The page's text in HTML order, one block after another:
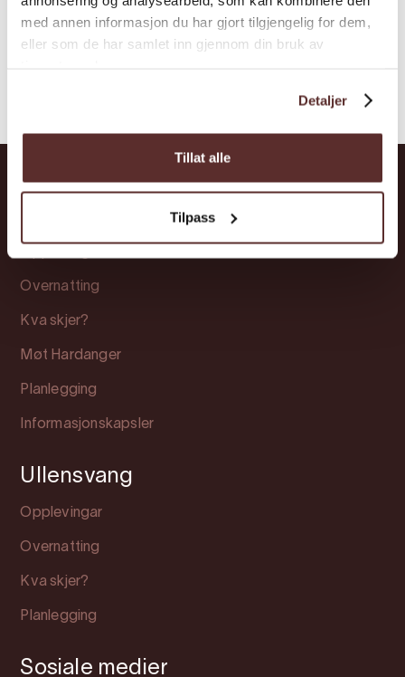
med annen informasjon du har gjort tilgjengelig for dem,
eller som de har samlet inn gjennom din bruk av
Detaljer
Tillat alle
Tilpass
Overnatting
Kva skjer?
Møt Hardanger
Planlegging
Informasjonskapsler
Ullensvang
Opplevingar
Overnatting
Kva skjer?
Planlegging
Sosiale medier